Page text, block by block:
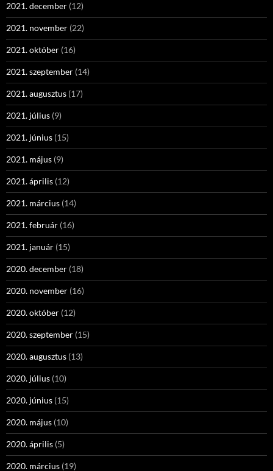
2021. december (12)
2021. november (22)
2021. október (16)
2021. szeptember (14)
2021. augusztus (17)
2021. július (9)
2021. június (15)
2021. május (9)
2021. április (12)
2021. március (14)
2021. február (16)
2021. január (15)
2020. december (18)
2020. november (16)
2020. október (12)
2020. szeptember (15)
2020. augusztus (13)
2020. július (10)
2020. június (15)
2020. május (10)
2020. április (5)
2020. március (19)